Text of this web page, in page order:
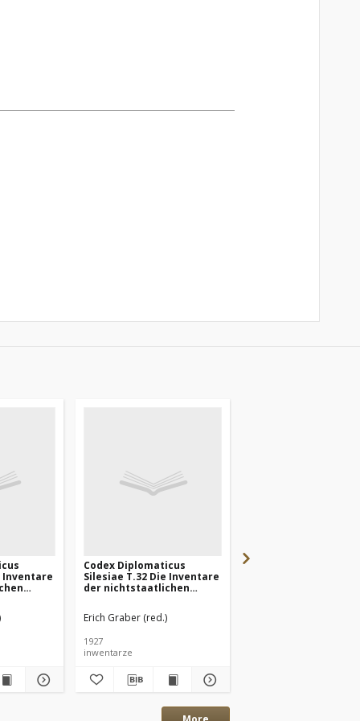
Inventare
Codex Diplomaticus
Silesiae T.32 Die Inventare
der nichtstaatlichen
Sagan
Erich Graber (red.)
1927
inwentarze